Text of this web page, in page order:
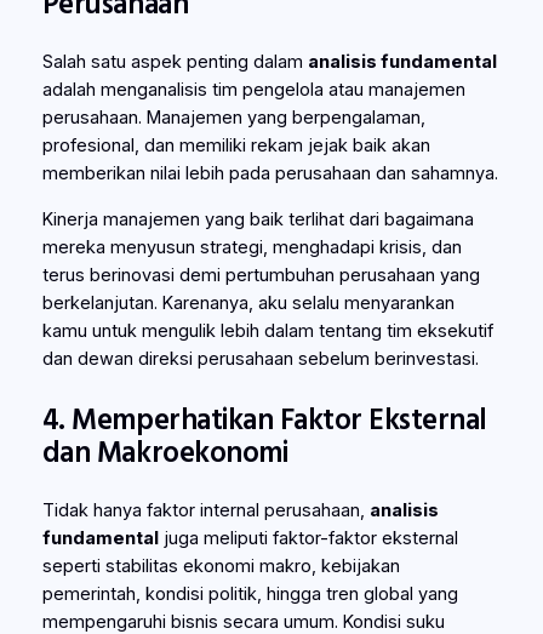
Salah satu aspek penting dalam analisis fundamental
adalah menganalisis tim pengelola atau manajemen
perusahaan. Manajemen yang berpengalaman,
profesional, dan memiliki rekam jejak baik akan
memberikan nilai lebih pada perusahaan dan sahamnya.
Kinerja manajemen yang baik terlihat dari bagaimana
mereka menyusun strategi, menghadapi krisis, dan
terus berinovasi demi pertumbuhan perusahaan yang
berkelanjutan. Karenanya, aku selalu menyarankan
kamu untuk mengulik lebih dalam tentang tim eksekutif
dan dewan direksi perusahaan sebelum berinvestasi.
4. Memperhatikan Faktor Eksternal
dan Makroekonomi
Tidak hanya faktor internal perusahaan, analisis
fundamentaljuga meliputi faktor-faktor eksternal
seperti stabilitas ekonomi makro, kebijakan
pemerintah, kondisi politik, hingga tren global yang
mempengaruhi bisnis secara umum. Kondisi suku